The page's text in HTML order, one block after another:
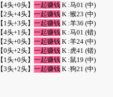
【4头+0头】一起赚钱 K :马01 (中)
【2头+4头】一起赚钱 K :猴23 (中)
【1头+3头】一起赚钱 K :羊36 (中)
【4头+1头】一起赚钱 K :马01 (错)
【2头+0头】一起赚钱 K :羊24 (中)
【0头+2头】一起赚钱 K :虎41 (错)
【1头+0头】一起赚钱 K :鼠19 (中)
【3头+2头】一起赚钱 K :狗21 (中)